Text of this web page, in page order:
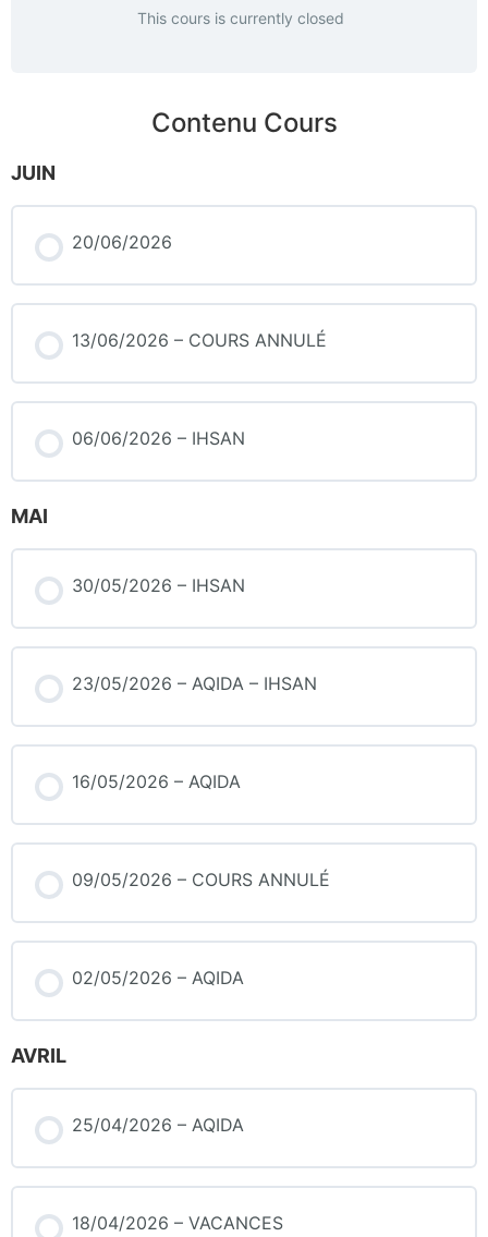
This cours is currently closed
Contenu Cours
JUIN
20/06/2026
13/06/2026 – COURS ANNULÉ
06/06/2026 – IHSAN
MAI
30/05/2026 – IHSAN
23/05/2026 – AQIDA – IHSAN
16/05/2026 – AQIDA
09/05/2026 – COURS ANNULÉ
02/05/2026 – AQIDA
AVRIL
25/04/2026 – AQIDA
18/04/2026 – VACANCES